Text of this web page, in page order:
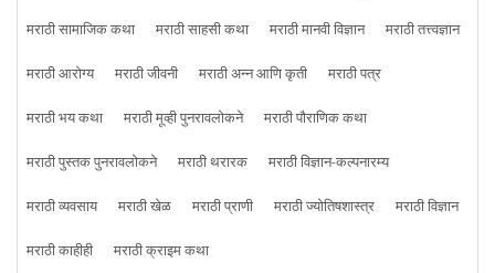
मराठी सामाजिक कथा
मराठी साहसी कथा मराठी मानवी विज्ञान
मराठी तत्त्वज्ञान
मराठी आरोग्य
मराठी जीवनी मराठी अन्न आणि कृती
मराठी पत्र
मराठी भय कथा
मराठी मूव्ही पुनरावलोकने
मराठी पौराणिक कथा
मराठी पुस्तक पुनरावलोकने
मराठी थरारक
मराठी विज्ञान-कल्पनारम्य
मराठी व्यवसाय
मराठी खेळ मराठी प्राणी मराठी ज्योतिषशास्त्र
मराठी विज्ञान
मराठी काहीही
मराठी क्राइम कथा